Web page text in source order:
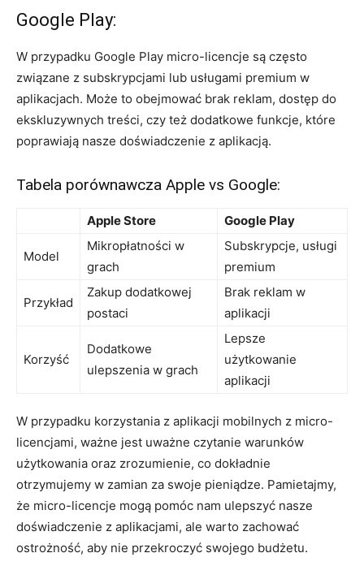
Google Play:
W przypadku Google Play micro-licencje są ⁣często
związane z subskrypcjami lub usługami premium w
aplikacjach. Może to‌ obejmować brak‍ reklam, dostęp do
ekskluzywnych ⁤treści, czy też dodatkowe funkcje, które
poprawiają nasze doświadczenie z aplikacją.
Tabela porównawcza Apple vs Google:
Apple Store Google Play
Model
Mikropłatności w
grach
Subskrypcje, usługi
premium
Przykład
Zakup dodatkowej
postaci
Brak⁢ reklam w
aplikacji
Korzyść
Dodatkowe
ulepszenia‌ w grach
Lepsze
użytkowanie
aplikacji
W przypadku korzystania z⁤ aplikacji mobilnych z ⁤micro-
licencjami, ważne jest ​uważne czytanie warunków
użytkowania oraz zrozumienie, co dokładnie
otrzymujemy w zamian za swoje⁤ pieniądze. Pamietajmy,
że micro-licencje mogą pomóc nam ulepszyć nasze
doświadczenie z aplikacjami, ale warto zachować
ostrożność, aby nie‌ przekroczyć ​swojego⁣ budżetu.